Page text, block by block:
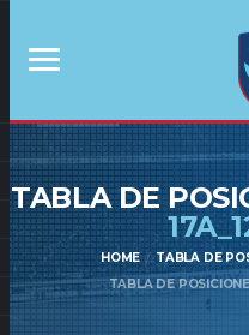
TABLA DE
HOME
TABLA DE
TABLA DE